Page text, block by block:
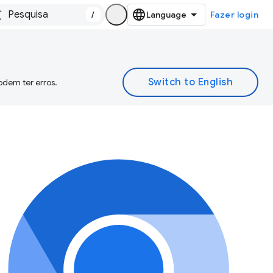
/ Fazer login
ter erros.